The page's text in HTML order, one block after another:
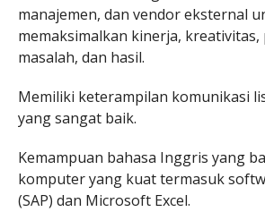
manajemen, dan vendor eksternal
memaksimalkan kinerja, kreativitas,
masalah, dan hasil.
Memiliki keterampilan komunikasi
yang sangat baik.
Kemampuan bahasa Inggris yang
komputer yang kuat termasuk
(SAP) dan Microsoft Excel.